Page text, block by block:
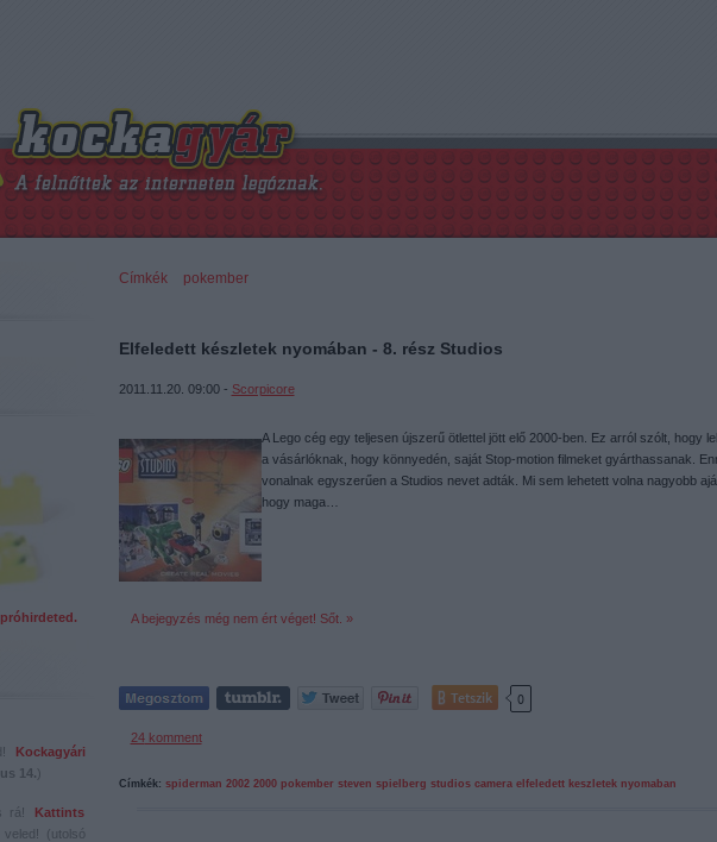
Kockagyári
14.)
rá!
Kattints
(utolsó
Címkék» pokember
Elfeledett készletek nyomában - 8. rész Studios
2011.11.20. 09:00 - Scorpicore
A Lego cég egy teljesen újszerű ötlettel jött elő 2000-ben. Ez arról szólt, hogy
a vásárlóknak, hogy könnyedén, saját Stop-motion filmeket gyárthassanak.
vonalnak egyszerűen a Studios nevet adták. Mi sem lehetett volna nagyobb
hogy maga…
A bejegyzés még nem ért véget! Sőt. »
Tetszik 0
24komment
Címkék: spiderman 2002 2000 pokember steven spielberg studios camera elfeledett keszletek nyomaban